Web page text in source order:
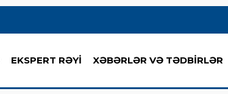
EKSPERT RƏYİ XƏBƏRLƏR VƏ TƏDBİRLƏR